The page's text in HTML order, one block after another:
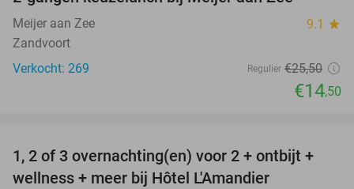
Meijer aan Zee 9.1 star
Zandvoort
Verkocht: 269
Regulier €25,50
€14,50
32%
TODAY
1, 2 of 3 overnachting(en) voor 2 + ontbijt +
wellness + meer bij Hôtel L'Amandier